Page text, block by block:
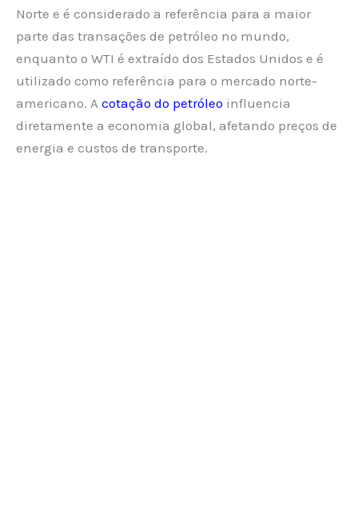
Norte e é considerado a referência para a maior
parte das transações de petróleo no mundo,
enquanto o WTI é extraído dos Estados Unidos e é
utilizado como referência para o mercado norte-
americano. A cotação do petróleo influencia
diretamente a economia global, afetando preços de
energia e custos de transporte.